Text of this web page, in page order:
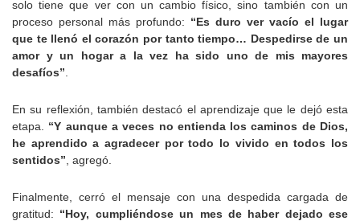
solo tiene que ver con un cambio físico, sino también con un
proceso personal más profundo: “Es duro ver vacío el lugar
que te llenó el corazón por tanto tiempo… Despedirse de un
amor y un hogar a la vez ha sido uno de mis mayores
desafíos”
En su reflexión, también destacó el aprendizaje que le dejó esta
etapa.
“Y aunque a veces no entienda los caminos de Dios,
he aprendido a agradecer por todo lo vivido en todos los
sentidos” , agregó.
Finalmente, cerró el mensaje con una despedida cargada de
gratitud: “Hoy, cumpliéndose un mes de haber dejado ese